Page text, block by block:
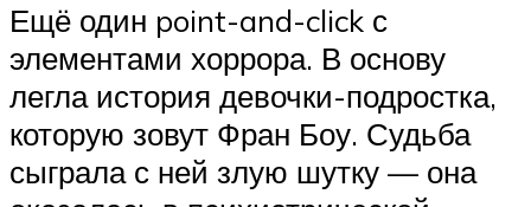
Ещё один point-and-click с
элементами хоррора. В основу
легла история девочки-подростка,
которую зовут Фран Боу. Судьба
сыграла с ней злую шутку — она